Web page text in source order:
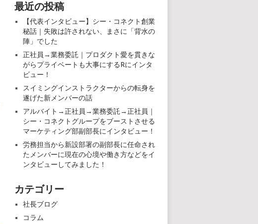
最近の投稿
【代表インタビュー】シー・コネクト創業
秘話｜失敗は許されない、まさに「背水の
陣」でした
正社員→業務委託｜プロダクト愛を貫きな
がらプライベートも大事にするRにインタ
ビュー！
スイミングインストラクターからの転身を
遂げた新メンバーの話
アルバイト→正社員→業務委託→正社員｜
シー・コネクトグループをブーストさせる
マーケティング部副部長にインタビュー！
労務担当から新設部署の副部長に任命され
たメンバーに現在の心境や働き方などをイ
ンタビューしてみました！
カテゴリー
社長ブログ
コラム